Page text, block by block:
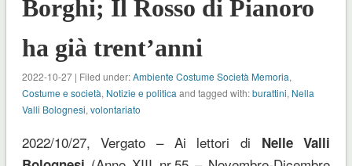
Borghi; Il Rosso di Pianoro
ha già trent’anni
2022-10-27 | Filed under:Ambiente Costume Società Memoria,
Costume e società, Notizie e politica and tagged with:burattini, Nella
Valli Bolognesi, volontariato
2022/10/27, Vergato – Ai lettori di Nelle Valli